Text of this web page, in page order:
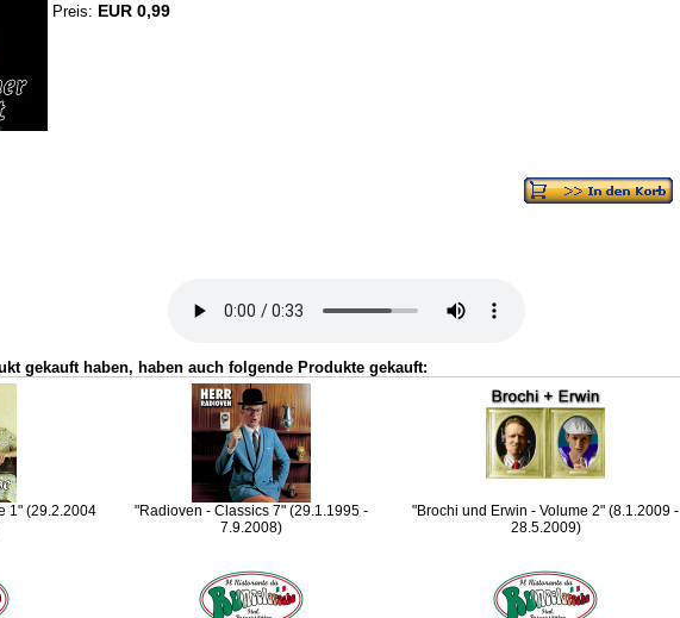
Preis: EUR 0,99
gekauft haben, haben auch folgende Produkte gekauft:
1" (29.2.2004
"Radioven - Classics 7" (29.1.1995 -
7.9.2008)
"Brochi und Erwin - Volume 2" (8.1.2009 -
28.5.2009)